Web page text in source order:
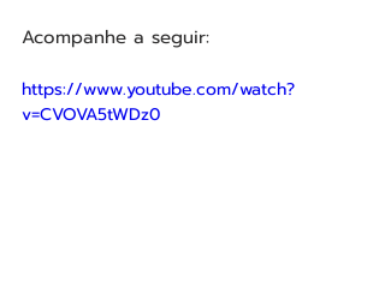
Acompanhe a seguir:
https://www.youtube.com/watch?
v=CVOVA5tWDz0